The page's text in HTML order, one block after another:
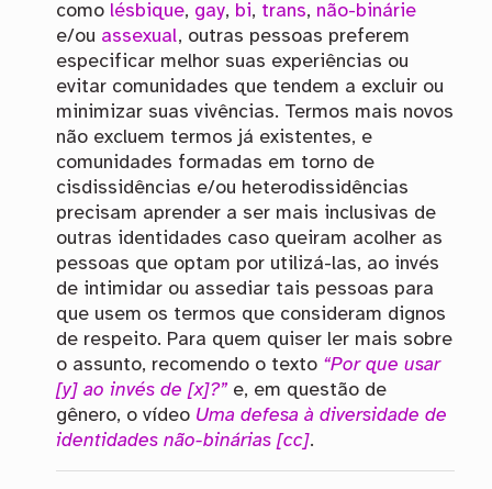
como lésbique, gay, bi, trans, não-binárie
e/ou assexual, outras pessoas preferem
especificar melhor suas experiências ou
evitar comunidades que tendem a excluir ou
minimizar suas vivências. Termos mais novos
não excluem termos já existentes, e
comunidades formadas em torno de
cisdissidências e/ou heterodissidências
precisam aprender a ser mais inclusivas de
outras identidades caso queiram acolher as
pessoas que optam por utilizá-las, ao invés
de intimidar ou assediar tais pessoas para
que usem os termos que consideram dignos
de respeito. Para quem quiser ler mais sobre
o assunto, recomendo o texto “Por que usar
[y] ao invés de [x]?”e, em questão de
gênero, o vídeo Uma defesa à diversidade de
identidades não-binárias [cc].